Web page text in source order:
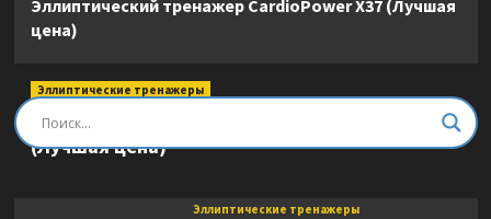
Эллиптический тренажер CardioPower X37 (Лучшая
цена)
Эллиптические тренажеры
Эллиптический тренажер DFC E8745T
(Лучшая цена)
Эллиптические тренажеры